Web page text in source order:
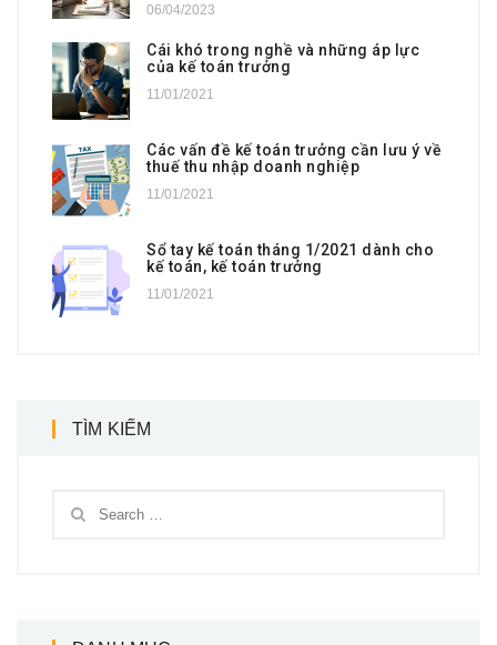
06/04/2023
Cái khó trong nghề và những áp lực
của kế toán trưởng
11/01/2021
Các vấn đề kế toán trưởng cần lưu ý về
thuế thu nhập doanh nghiệp
11/01/2021
Sổ tay kế toán tháng 1/2021 dành cho
kế toán, kế toán trưởng
11/01/2021
TÌM KIẾM